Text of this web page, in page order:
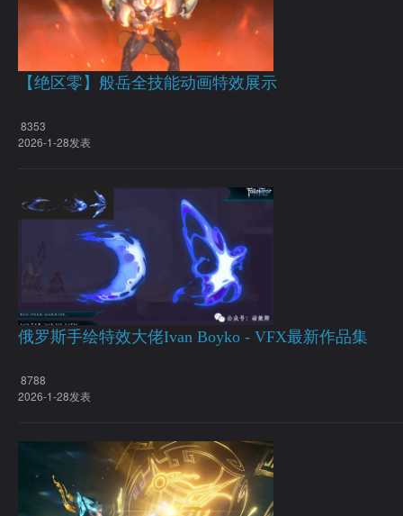
【绝区零】般岳全技能动画特效展示
8353
2026-1-28发表
俄罗斯手绘特效大佬Ivan Boyko - VFX最新作品集
8788
2026-1-28发表